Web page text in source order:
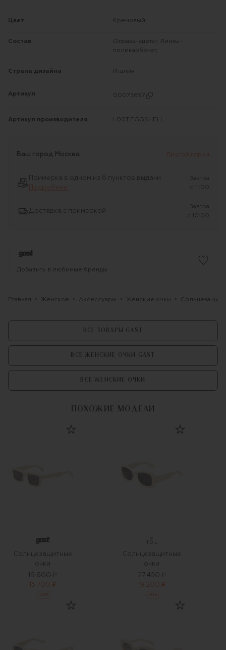
Цвет Кремовый
Состав
Оправа-ацетат; Линзы-
поликарбонат;
Страна дизайна Италия
Артикул 00075697
Артикул производителя L00T EGGSHELL
Ваш город Москва Другой город
Примерка в одном из 6 пунктов выдачи
Подробнее
Завтра
c 11:00
Доставка с примеркой
Завтра
c 10:00
Добавить в любимые бренды
Главная Женское Аксессуары Женские очки
ВСЕ ТОВАРЫ GAST
ВСЕ ЖЕНСКИЕ ОЧКИ GAST
ВСЕ ЖЕНСКИЕ ОЧКИ
ПОХОЖИЕ МОДЕЛИ
Солнцезащитные
очки
19 600 ₽
15 700 ₽
20 %
Солнцезащитные
очки
27 450 ₽
19 200 ₽
%